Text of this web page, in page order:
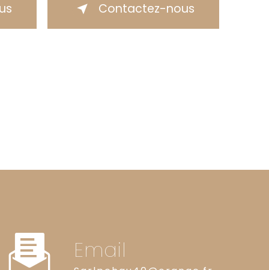
Contactez-nous
Email